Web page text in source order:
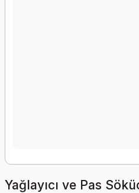
Yağlayıcı ve Pas